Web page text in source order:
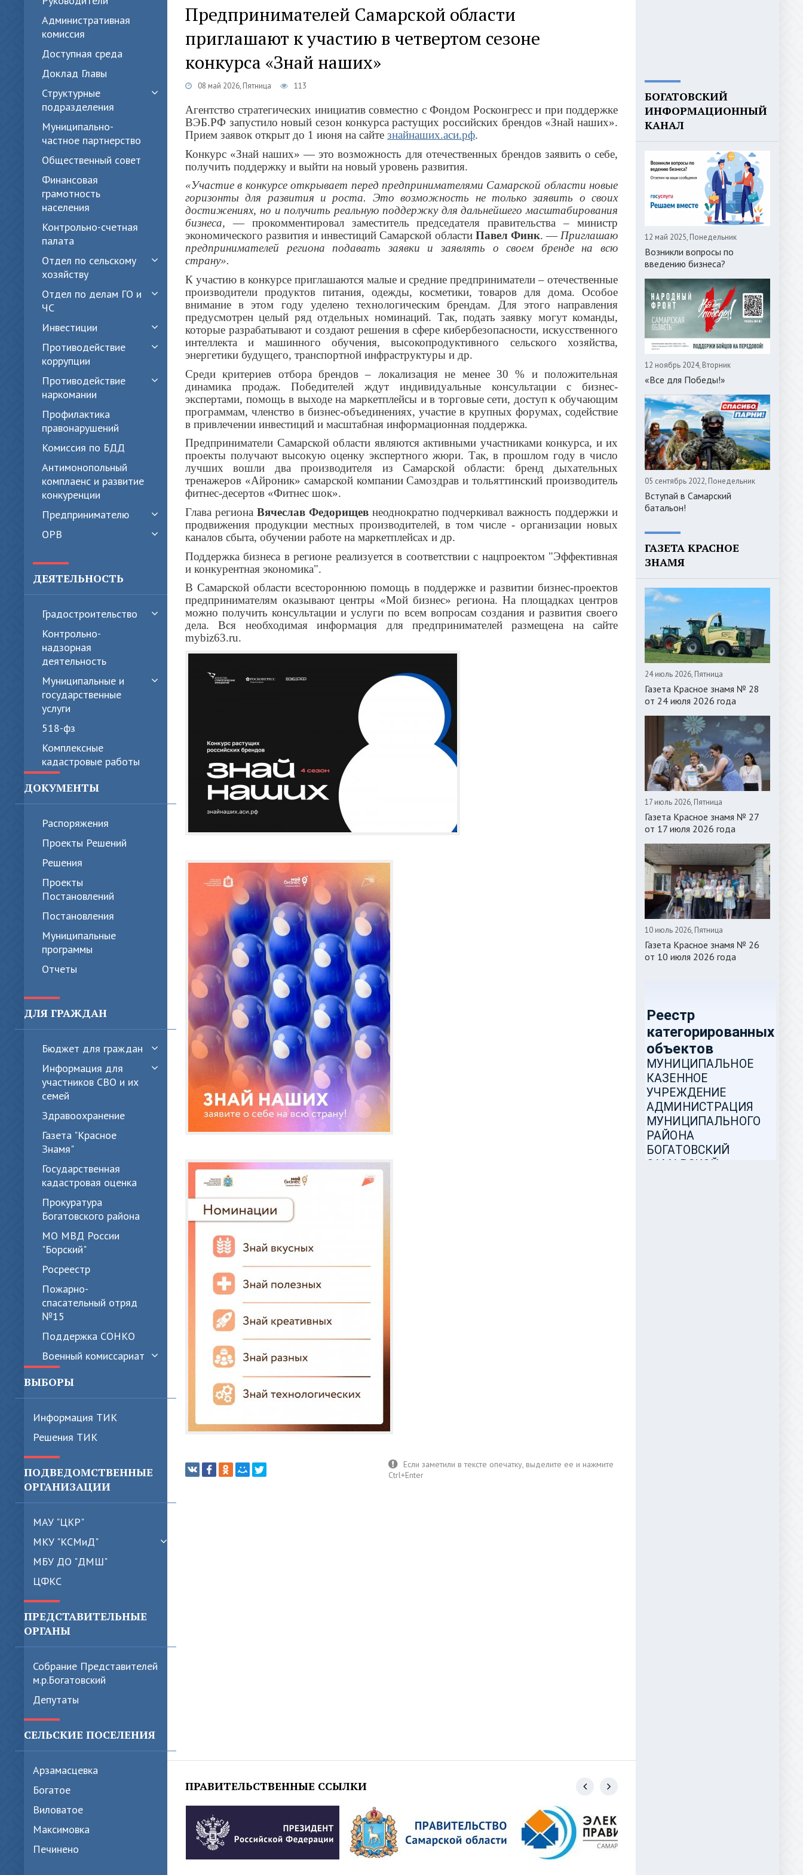
Административная
комиссия
Доступная среда
Доклад Главы
Структурные
подразделения
Муниципально-
частное партнерство
Общественный совет
Финансовая
грамотность
населения
Контрольно-счетная
палата
Отдел по сельскому
хозяйству
Отдел по делам ГО и
ЧС
Инвестиции
Противодействие
коррупции
Противодействие
наркомании
Профилактика
правонарушений
Комиссия по БДД
Антимонопольный
комплаенс и развитие
конкуренции
Предпринимателю
ОРВ
ДЕЯТЕЛЬНОСТЬ
Градостроительство
Контрольно-
надзорная
деятельность
Муниципальные и
государственные
услуги
518-фз
Комплексные
кадастровые работы
ДОКУМЕНТЫ
Распоряжения
Проекты Решений
Решения
Проекты
Постановлений
Постановления
Муниципальные
программы
Отчеты
ДЛЯ ГРАЖДАН
Бюджет для граждан
Информация для
участников СВО и их
семей
Здравоохранение
Газета "Красное
Знамя"
Государственная
кадастровая оценка
Прокуратура
Богатовского района
МО МВД России
"Борский"
Росреестр
Пожарно-
спасательный отряд
№15
Поддержка СОНКО
Военный комиссариат
ВЫБОРЫ
Информация ТИК
Решения ТИК
ПОДВЕДОМСТВЕННЫЕ
ОРГАНИЗАЦИИ
МАУ "ЦКР"
МКУ "КСМиД"
МБУ ДО "ДМШ"
ЦФКС
ПРЕДСТАВИТЕЛЬНЫЕ
ОРГАНЫ
Собрание Представителей
м.р.Богатовский
Депутаты
СЕЛЬСКИЕ ПОСЕЛЕНИЯ
Арзамасцевка
Богатое
Виловатое
Максимовка
Печинено
Предпринимателей Самарской области
приглашают к участию в четвертом сезоне
конкурса «Знай наших»
08 май 2026, Пятница 113
Агентство стратегических инициатив совместно с Фондом Росконгресс и при поддержке
ВЭБ.РФ запустило новый сезон конкурса растущих российских брендов «Знай наших».
Прием заявок открыт до 1 июня на сайте знайнаших.аси.рф.
Конкурс «Знай наших» — это возможность для отечественных брендов заявить о себе,
получить поддержку и выйти на новый уровень развития.
«Участие в конкурсе открывает перед предпринимателями Самарской области новые
горизонты для развития и роста. Это возможность не только заявить о своих
достижениях, но и получить реальную поддержку для дальнейшего масштабирования
бизнеса, — прокомментировал заместитель председателя правительства – министр
экономического развития и инвестиций Самарской области Павел Финк. —Приглашаю
предпринимателей региона подавать заявки и заявлять о своем бренде на всю
страну».
К участию в конкурсе приглашаются малые и средние предприниматели – отечественные
производители продуктов питания, одежды, косметики, товаров для дома. Особое
внимание в этом году уделено технологическим брендам. Для этого направления
предусмотрен целый ряд отдельных номинаций. Так, подать заявку могут команды,
которые разрабатывают и создают решения в сфере кибербезопасности, искусственного
интеллекта и машинного обучения, высокопродуктивного сельского хозяйства,
энергетики будущего, транспортной инфраструктуры и др.
Среди критериев отбора брендов – локализация не менее 30 % и положительная
динамика продаж. Победителей ждут индивидуальные консультации с бизнес-
экспертами, помощь в выходе на маркетплейсы и в торговые сети, доступ к обучающим
программам, членство в бизнес-объединениях, участие в крупных форумах, содействие
в привлечении инвестиций и масштабная информационная поддержка.
Предприниматели Самарской области являются активными участниками конкурса, и их
проекты получают высокую оценку экспертного жюри. Так, в прошлом году в число
лучших вошли два производителя из Самарской области: бренд дыхательных
тренажеров «Айроник» самарской компании Самоздрав и тольяттинский производитель
фитнес-десертов «Фитнес шок».
Глава региона Вячеслав Федорищев неоднократно подчеркивал важность поддержки и
продвижения продукции местных производителей, в том числе - организации новых
каналов сбыта, обучении работе на маркетплейсах и др.
Поддержка бизнеса в регионе реализуется в соответствии с нацпроектом "Эффективная
и конкурентная экономика".
В Самарской области всестороннюю помощь в поддержке и развитии бизнес-проектов
предпринимателям оказывают центры «Мой бизнес» региона. На площадках центров
можно получить консультации и услуги по всем вопросам создания и развития своего
дела. Вся необходимая информация для предпринимателей размещена на сайте
mybiz63.ru.
ПРАВИТЕЛЬСТВЕННЫЕ ССЫЛКИ
БОГАТОВСКИЙ
ИНФОРМАЦИОННЫЙ
КАНАЛ
12 май 2025, Понедельник
Возникли вопросы по
введению бизнеса?
12 ноябрь 2024, Вторник
«Все для Победы!»
05 сентябрь 2022, Понедельник
Вступай в Самарский
батальон!
ГАЗЕТА КРАСНОЕ
ЗНАМЯ
24 июль 2026, Пятница
Газета Красное знамя № 28
от 24 июля 2026 года
17 июль 2026, Пятница
Газета Красное знамя № 27
от 17 июля 2026 года
10 июль 2026, Пятница
Газета Красное знамя № 26
от 10 июля 2026 года